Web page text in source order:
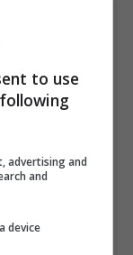
to use
advertising and
and
device